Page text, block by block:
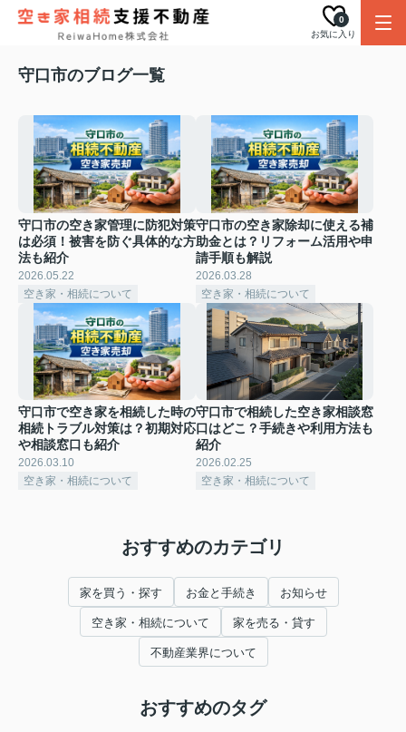
お気に入り
0
守口市のブログ一覧
守口市の空き家管理に防犯対策
は必須！被害を防ぐ具体的な方
法も紹介
2026.05.22
空き家・相続について
守口市の空き家除却に使える補
助金とは？リフォーム活用や申
請手順も解説
2026.03.28
空き家・相続について
守口市で空き家を相続した時の
相続トラブル対策は？初期対応
や相談窓口も紹介
2026.03.10
空き家・相続について
守口市で相続した空き家相談窓
口はどこ？手続きや利用方法も
紹介
2026.02.25
空き家・相続について
おすすめのカテゴリ
家を買う・探す お金と手続き お知らせ
空き家・相続について 家を売る・貸す
不動産業界について
おすすめのタグ